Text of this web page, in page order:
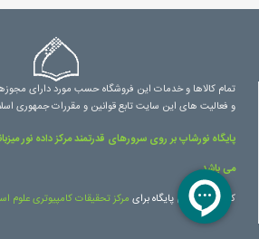
تمام کالاها و خدمات این فروشگاه حسب مورد دارای
و فعالیت های این سایت تابع قوانین و مقررات جمهوری
پایگاه نورشاپ بر روی سرورهای قدرتمند مرکز داده نور
می باشد.
کلیه حقوق این پایگاه برای مرکز تحقیقات کامپیوتری علوم